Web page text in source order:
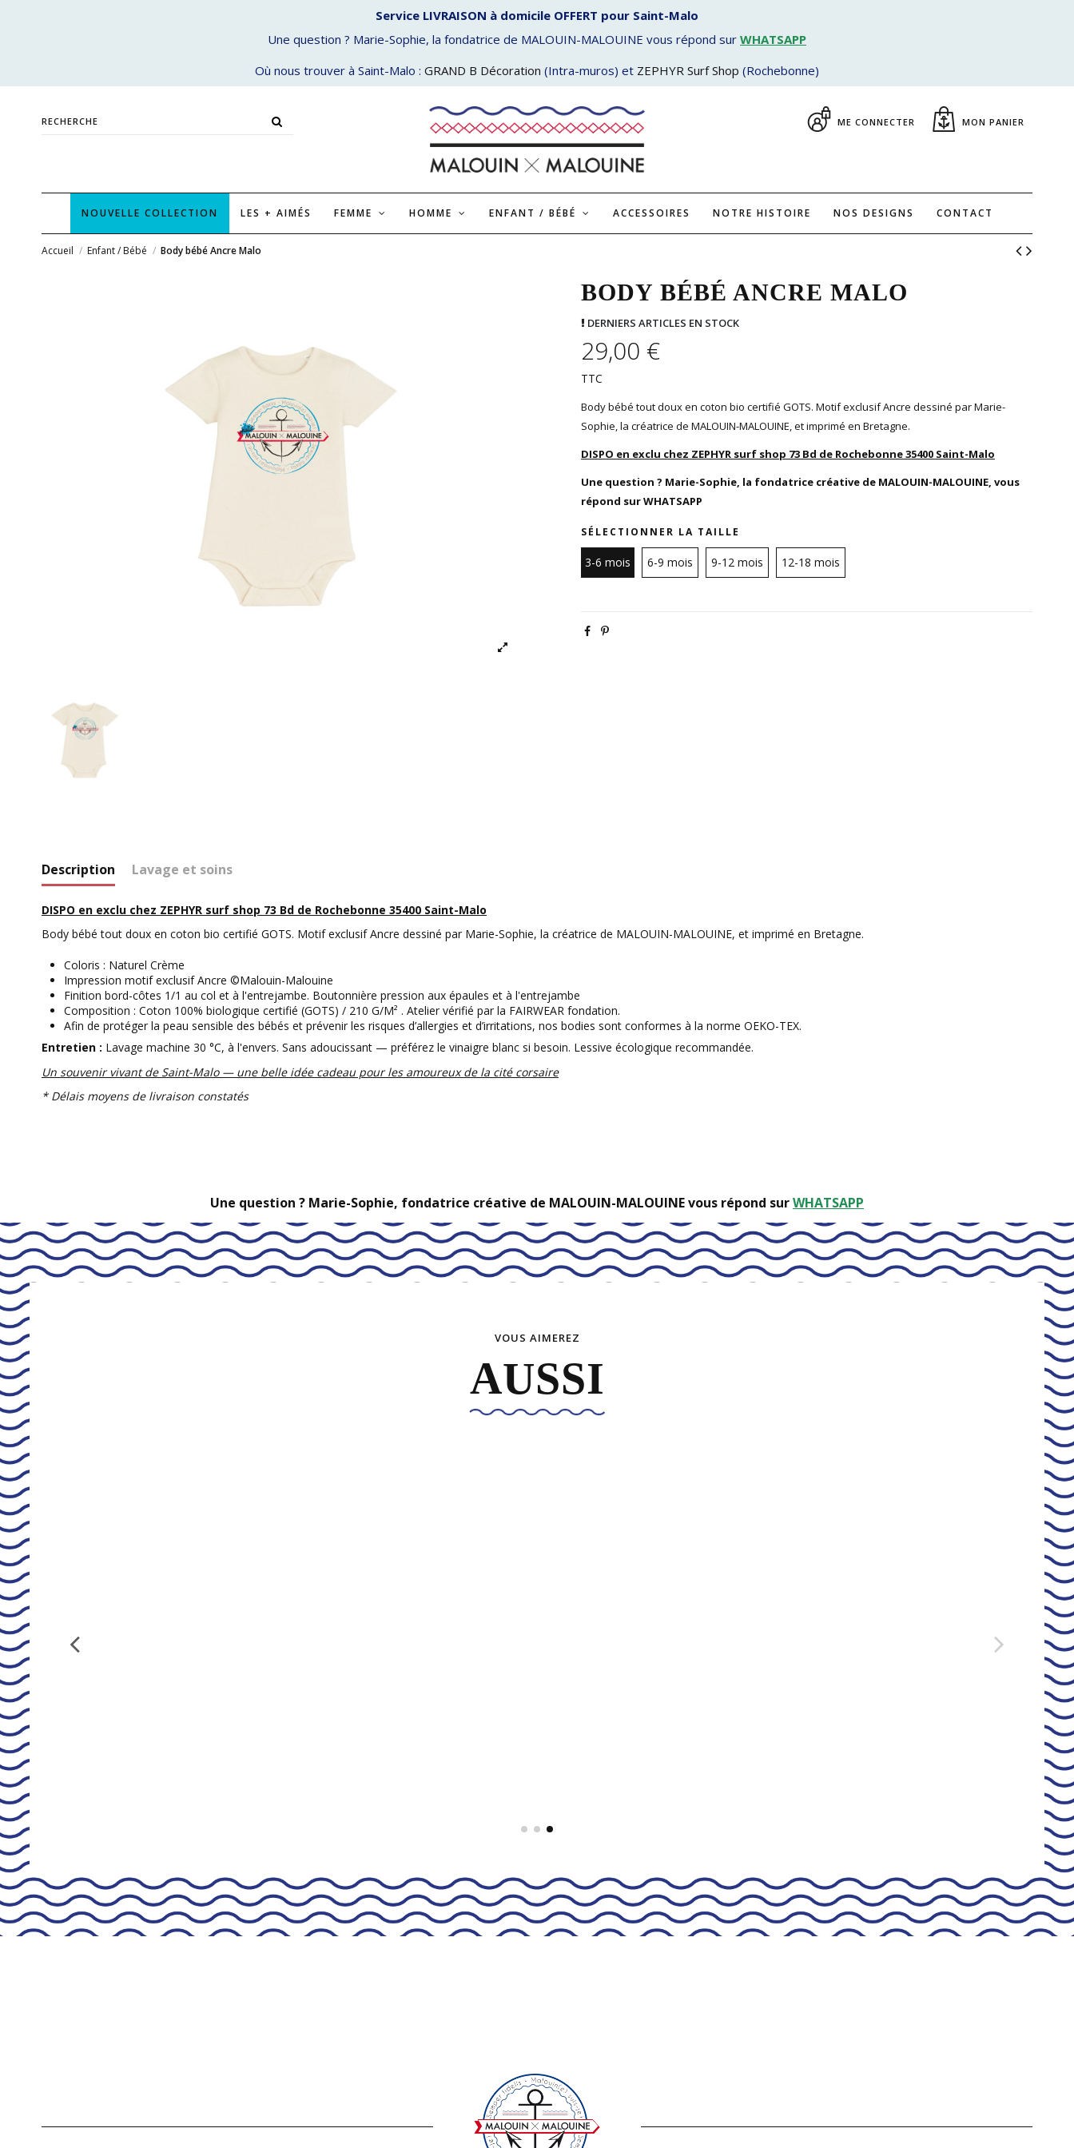
Service LIVRAISON à domicile OFFERT pour Saint-Malo
Une question ? Marie-Sophie, la fondatrice de MALOUIN-MALOUINE vous répond sur WHATSAPP
Où nous trouver à Saint-Malo : GRAND B Décoration (Intra-muros) et ZEPHYR Surf Shop (Rochebonne)
ME CONNECTER MON PANIER
NOUVELLE COLLECTION LES + AIMÉS FEMME HOMME ENFANT / BÉBÉ ACCESSOIRES NOTRE HISTOIRE NOS DESIGNS CONTACT
Accueil Enfant / Bébé Body bébé Ancre Malo
BODY BÉBÉ ANCRE MALO
DERNIERS ARTICLES EN STOCK
29,00 €
TTC
Body bébé tout doux en coton bio certifié GOTS. Motif exclusif Ancre dessiné par Marie-
Sophie, la créatrice de MALOUIN-MALOUINE, et imprimé en Bretagne.
DISPO en exclu chez ZEPHYR surf shop 73 Bd de Rochebonne 35400 Saint-Malo
Une question ? Marie-Sophie, la fondatrice créative de MALOUIN-MALOUINE, vous
répond sur WHATSAPP
SÉLECTIONNER LA TAILLE
3-6 mois 6-9 mois 9-12 mois 12-18 mois
Description Lavage et soins
DISPO en exclu chez ZEPHYR surf shop 73 Bd de Rochebonne 35400 Saint-Malo
Body bébé tout doux en coton bio certifié GOTS. Motif exclusif Ancre dessiné par Marie-Sophie, la créatrice de MALOUIN-MALOUINE, et imprimé en Bretagne.
Coloris : Naturel Crème
Impression motif exclusif Ancre ©Malouin-Malouine
Finition bord-côtes 1/1 au col et à l'entrejambe. Boutonnière pression aux épaules et à l'entrejambe
Composition : Coton 100% biologique certifié (GOTS) / 210 G/M² . Atelier vérifié par la FAIRWEAR fondation.
Afin de protéger la peau sensible des bébés et prévenir les risques d’allergies et d’irritations, nos bodies sont conformes à la norme OEKO-TEX.
Entretien : Lavage machine 30 °C, à l'envers. Sans adoucissant — préférez le vinaigre blanc si besoin. Lessive écologique recommandée.
Un souvenir vivant de Saint-Malo — une belle idée cadeau pour les amoureux de la cité corsaire
* Délais moyens de livraison constatés
Une question ? Marie-Sophie, fondatrice créative de MALOUIN-MALOUINE vous répond surWHATSAPP
VOUS AIMEREZ
AUSSI